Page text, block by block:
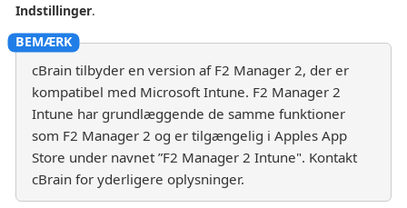
Indstillinger.
cBrain tilbyder en version af F2 Manager 2, der er
kompatibel med Microsoft Intune. F2 Manager 2
Intune har grundlæggende de samme funktioner
som F2 Manager 2 og er tilgængelig i Apples App
Store under navnet ”F2 Manager 2 Intune". Kontakt
cBrain for yderligere oplysninger.